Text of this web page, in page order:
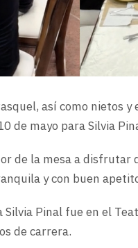
así como nietos
de mayo para Silvia
de la mesa a
y con buen
Silvia Pinal fue en el
de carrera.